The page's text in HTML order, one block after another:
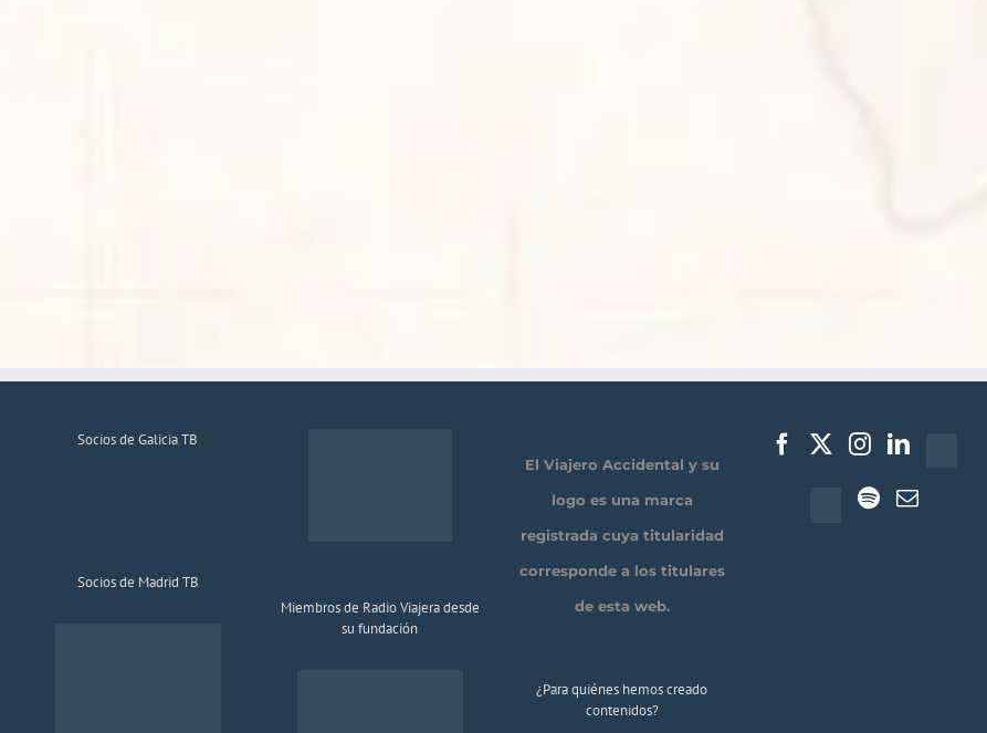
Socios de Galicia TB
Socios de Madrid TB
Miembros de Radio Viajera desde
su fundación
El Viajero Accidental y su
logo es una marca
registrada cuya titularidad
corresponde a los titulares
de esta web.
¿Para quiénes hemos creado
contenidos?